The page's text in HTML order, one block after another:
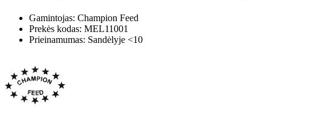
Gamintojas: Champion Feed
Prekės kodas: MEL11001
Prieinamumas: Sandėlyje <10